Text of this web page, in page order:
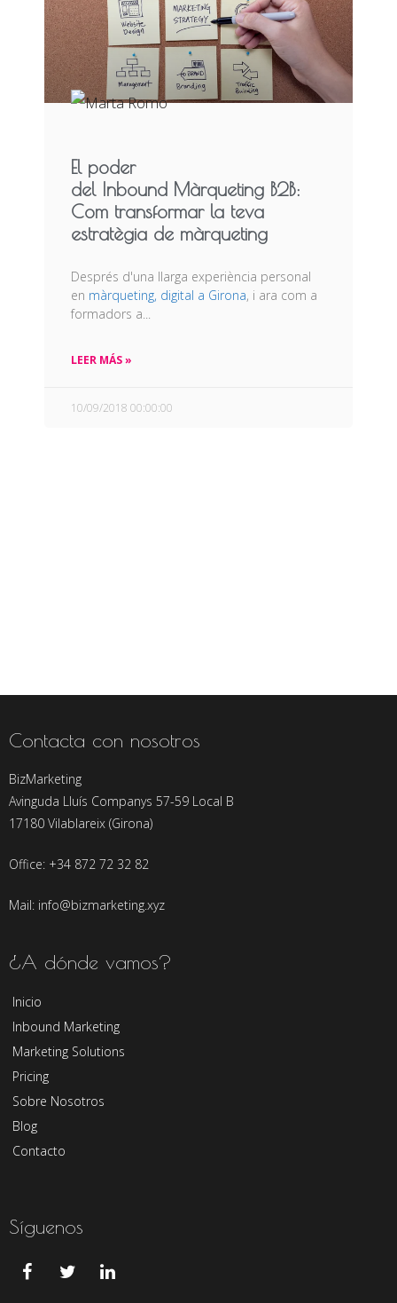
El poder
del Inbound Màrqueting B2B:
Com transformar la teva
estratègia de màrqueting
Després d'una llarga experiència personal
en màrqueting, digital a Girona, i ara com a
formadors a...
LEER MÁS »
10/09/2018 00:00:00
Contacta con nosotros
BizMarketing
Avinguda Lluís Companys 57-59 Local B
17180 Vilablareix (Girona)
Office: +34 872 72 32 82
Mail: info@bizmarketing.xyz
¿A dónde vamos?
Inicio
Inbound Marketing
Marketing Solutions
Pricing
Sobre Nosotros
Blog
Contacto
Síguenos